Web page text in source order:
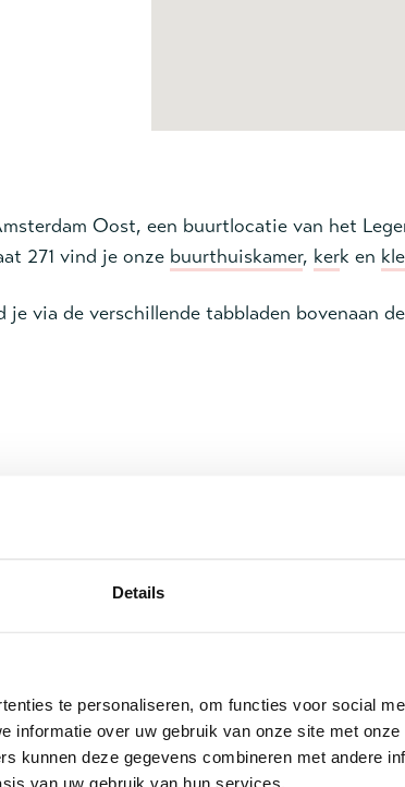
Details
te personaliseren, om functies voor social
informatie over uw gebruik van onze site met
kunnen deze gegevens combineren met andere
van uw gebruik van hun services.
Oost, een buurtlocatie van het
271 vind je onze buurthuiskamer, kerk en
via de verschillende tabbladen bovenaan